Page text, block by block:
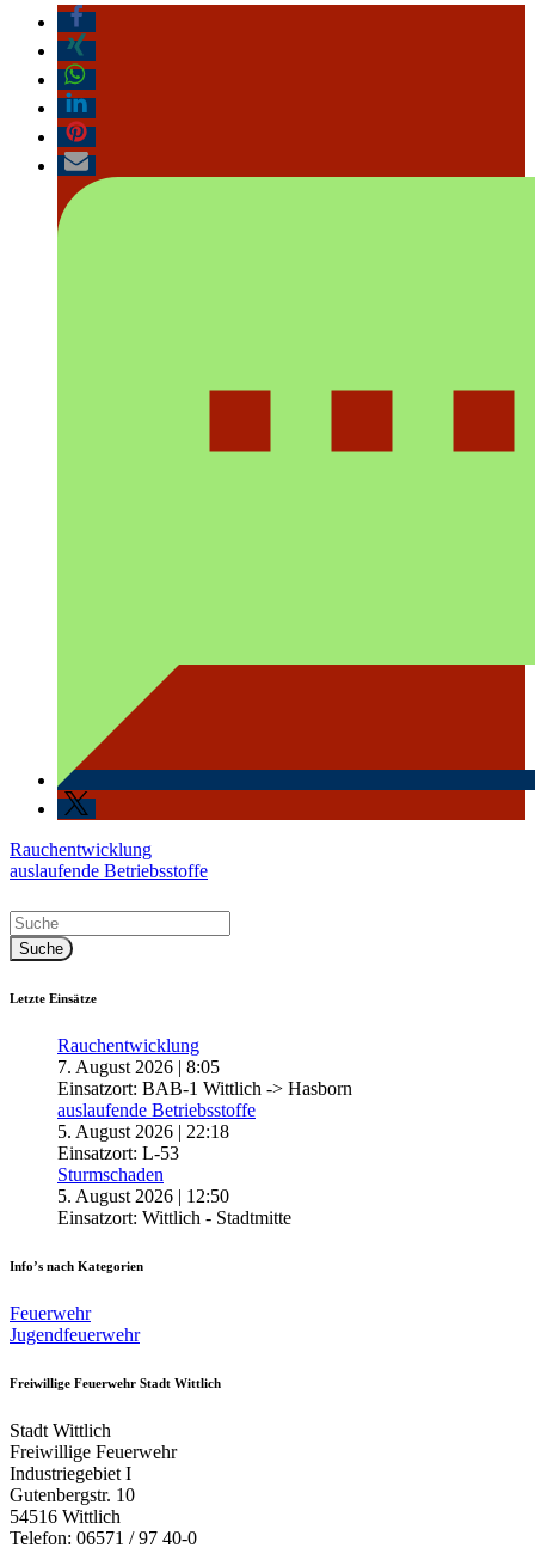
Beitragsnavigation
Rauchentwicklung
auslaufende Betriebsstoffe
Letzte Einsätze
Rauchentwicklung
7. August 2026 | 8:05
Einsatzort: BAB-1 Wittlich -> Hasborn
auslaufende Betriebsstoffe
5. August 2026 | 22:18
Einsatzort: L-53
Sturmschaden
5. August 2026 | 12:50
Einsatzort: Wittlich - Stadtmitte
Info’s nach Kategorien
Feuerwehr
Jugendfeuerwehr
Freiwillige Feuerwehr Stadt Wittlich
Stadt Wittlich
Freiwillige Feuerwehr
Industriegebiet I
Gutenbergstr. 10
54516 Wittlich
Telefon: 06571 / 97 40-0